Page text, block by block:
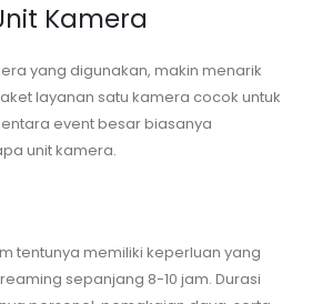
Kamera
yang digunakan, makin menarik
layanan satu kamera cocok untuk
event besar biasanya
unit kamera.
tentunya memiliki keperluan yang
sepanjang 8-10 jam. Durasi